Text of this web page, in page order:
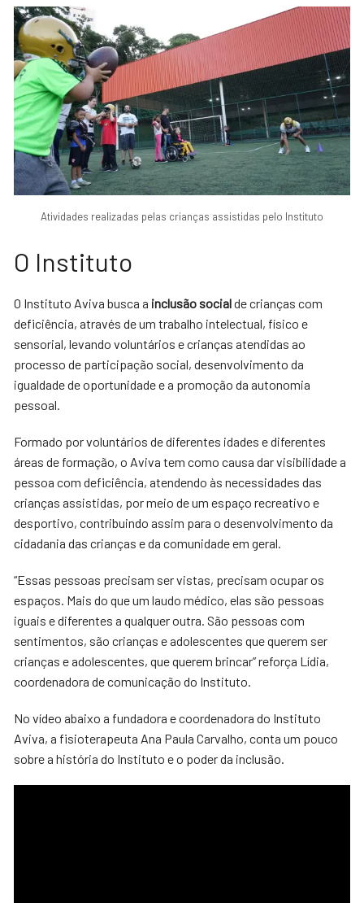
Atividades realizadas pelas crianças assistidas pelo Instituto
O Instituto
O Instituto Aviva busca a inclusão socialde crianças com
deficiência, através de um trabalho intelectual, físico e
sensorial, levando voluntários e crianças atendidas ao
processo de participação social, desenvolvimento da
igualdade de oportunidade e a promoção da autonomia
pessoal.
Formado por voluntários de diferentes idades e diferentes
áreas de formação, o Aviva tem como causa dar visibilidade a
pessoa com deficiência, atendendo às necessidades das
crianças assistidas, por meio de um espaço recreativo e
desportivo, contribuindo assim para o desenvolvimento da
cidadania das crianças e da comunidade em geral.
“Essas pessoas precisam ser vistas, precisam ocupar os
espaços. Mais do que um laudo médico, elas são pessoas
iguais e diferentes a qualquer outra. São pessoas com
sentimentos, são crianças e adolescentes que querem ser
crianças e adolescentes, que querem brincar” reforça Lídia,
coordenadora de comunicação do Instituto.
No vídeo abaixo a fundadora e coordenadora do Instituto
Aviva, a fisioterapeuta Ana Paula Carvalho, conta um pouco
sobre a história do Instituto e o poder da inclusão.